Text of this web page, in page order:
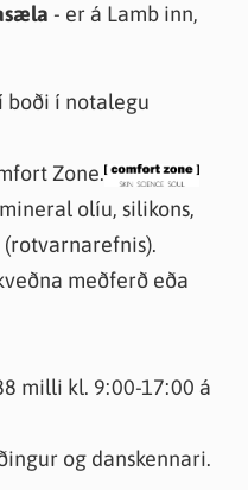
- er á Lamb inn,
boði í notalegu
Zone.
olíu, silikons,
meðferð eða
milli kl. 9:00-17:00 á
og danskennari.